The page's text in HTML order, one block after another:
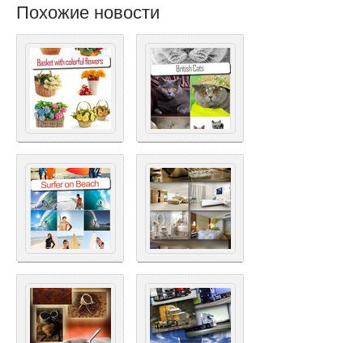
Похожие новости